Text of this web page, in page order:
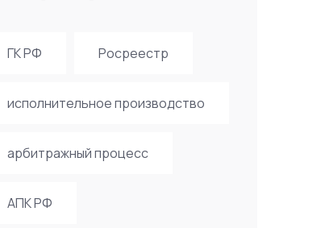
ГК РФ Росреестр
исполнительное производство
арбитражный процесс
АПК РФ